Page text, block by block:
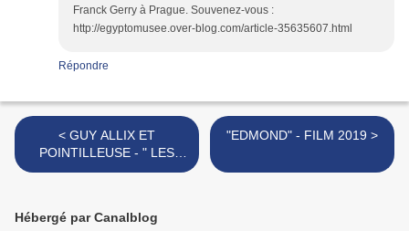
Franck Gerry à Prague. Souvenez-vous :
http://egyptomusee.over-blog.com/article-35635607.html
Répondre
< GUY ALLIX ET
POINTILLEUSE - " LES
COULEURS DU PETIT
"EDMOND" - FILM 2019 >
Hébergé par Canalblog